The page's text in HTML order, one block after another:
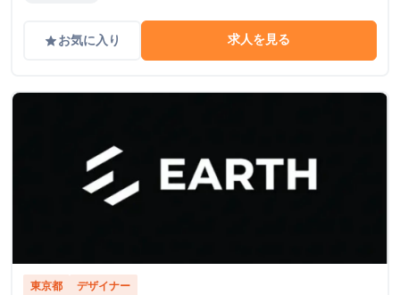
gradeお気に入り 求人を見る
東京都 デザイナー